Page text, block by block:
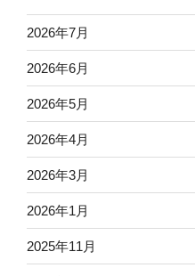
2026年7月
2026年6月
2026年5月
2026年4月
2026年3月
2026年1月
2025年11月